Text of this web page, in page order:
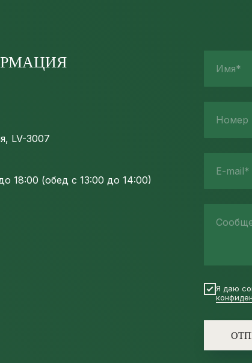
LV-3007
18:00 (обед с 13:00 до 14:00)
Имя*
Номер
E-mail*
Я даю